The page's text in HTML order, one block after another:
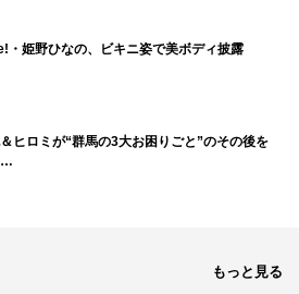
・姫野ひなの、ビキニ姿で美ボディ披露
ヒロミが“群馬の3大お困りごと”のその後を
…
もっと見る